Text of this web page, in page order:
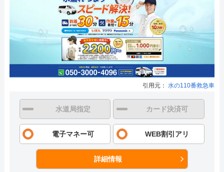
引用元： 水の110番救急車
水道局指定 カード決済可
電子マネー可 WEB割引アリ
詳細情報